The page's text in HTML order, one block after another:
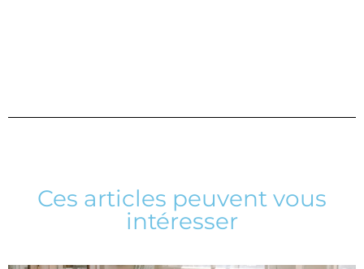
Ces articles peuvent vous
intéresser